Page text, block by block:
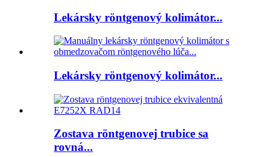
Lekársky röntgenový kolimátor...
Lekársky röntgenový kolimátor...
Zostava röntgenovej trubice sa
rovná...